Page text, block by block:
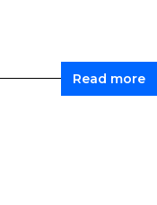
Read more